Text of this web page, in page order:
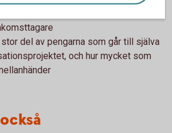
del av pengarna som går till själva
och hur mycket som